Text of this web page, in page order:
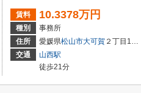
賃料 10.3378万円
種別
事務所
住所
愛媛県松山市大可賀 ２丁目1-28
交通
山西駅
徒歩21分